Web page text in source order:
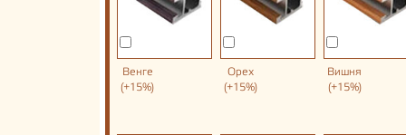
Венге
(+15%)
Орех
(+15%)
Вишня
(+15%)